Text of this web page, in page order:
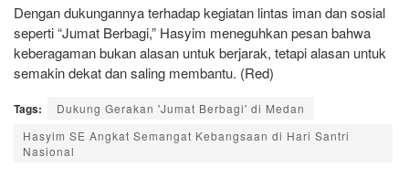
Dengan dukungannya terhadap kegiatan lintas iman dan sosial
seperti “Jumat Berbagi,” Hasyim meneguhkan pesan bahwa
keberagaman bukan alasan untuk berjarak, tetapi alasan untuk
semakin dekat dan saling membantu. (Red)
Tags:
Dukung Gerakan 'Jumat Berbagi' di Medan
Hasyim SE Angkat Semangat Kebangsaan di Hari Santri
Nasional